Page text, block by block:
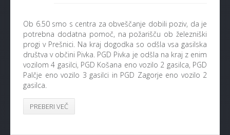
Ob 6.50 smo s centra za obveščanje dobili poziv, da je
potrebna dodatna pomoč, na požarišču ob železniški
progi v Prešnici. Na kraj dogodka so odšla vsa gasilska
društva v občini Pivka. PGD Pivka je odšla na kraj z enim
vozilom 4 gasilci, PGD Košana eno vozilo 2 gasilca, PGD
Palčje eno vozilo 3 gasilci in PGD Zagorje eno vozilo 2
gasilca.
PREBERI VEČ